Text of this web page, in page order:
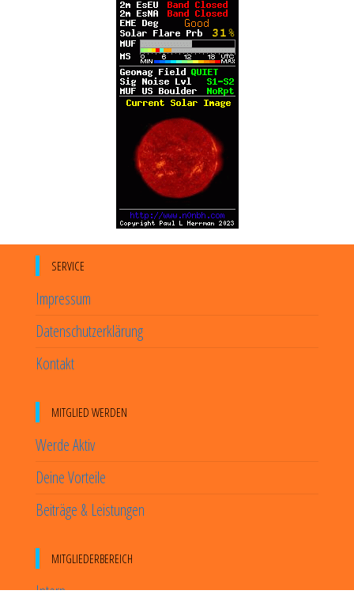
SERVICE
Impressum
Datenschutzerklärung
Kontakt
MITGLIED WERDEN
Werde Aktiv
Deine Vorteile
Beiträge & Leistungen
MITGLIEDERBEREICH
Intern